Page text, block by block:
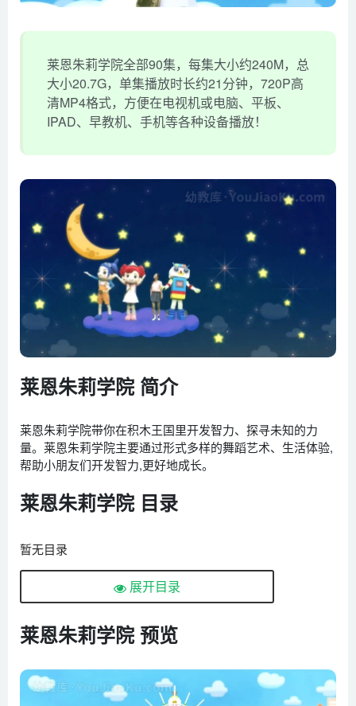
莱恩朱莉学院全部90集，每集大小约240M，总
大小20.7G，单集播放时长约21分钟，720P高
清MP4格式，方便在电视机或电脑、平板、
IPAD、早教机、手机等各种设备播放！
莱恩朱莉学院 简介
莱恩朱莉学院带你在积木王国里开发智力、探寻未知的力
量。莱恩朱莉学院主要通过形式多样的舞蹈艺术、生活体验,
帮助小朋友们开发智力,更好地成长。
莱恩朱莉学院 目录
暂无目录
展开目录
莱恩朱莉学院 预览